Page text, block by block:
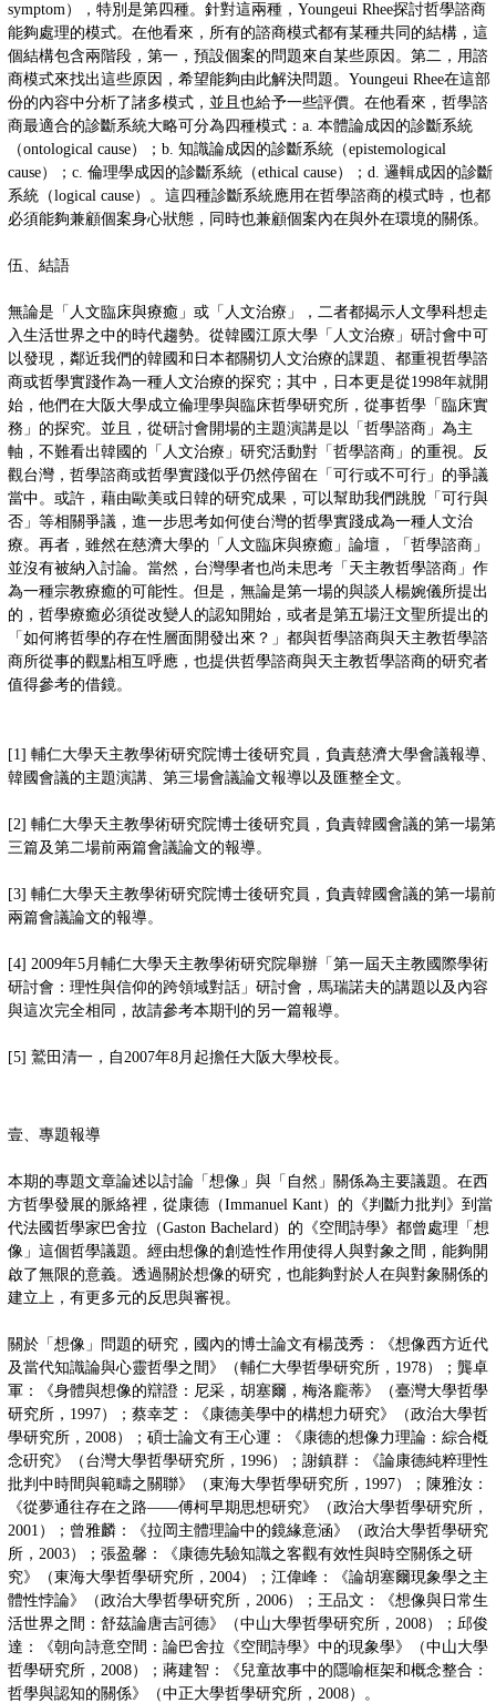
symptom），特別是第四種。針對這兩種，Youngeui Rhee探討哲學諮商
能夠處理的模式。在他看來，所有的諮商模式都有某種共同的結構，這
個結構包含兩階段，第一，預設個案的問題來自某些原因。第二，用諮
商模式來找出這些原因，希望能夠由此解決問題。Youngeui Rhee在這部
份的內容中分析了諸多模式，並且也給予一些評價。在他看來，哲學諮
商最適合的診斷系統大略可分為四種模式：a. 本體論成因的診斷系統
（ontological cause）；b. 知識論成因的診斷系統（epistemological
cause）；c. 倫理學成因的診斷系統（ethical cause）；d. 邏輯成因的診斷
系統（logical cause）。這四種診斷系統應用在哲學諮商的模式時，也都
必須能夠兼顧個案身心狀態，同時也兼顧個案內在與外在環境的關係。
伍、結語
無論是「人文臨床與療癒」或「人文治療」，二者都揭示人文學科想走
入生活世界之中的時代趨勢。從韓國江原大學「人文治療」研討會中可
以發現，鄰近我們的韓國和日本都關切人文治療的課題、都重視哲學諮
商或哲學實踐作為一種人文治療的探究；其中，日本更是從1998年就開
始，他們在大阪大學成立倫理學與臨床哲學研究所，從事哲學「臨床實
務」的探究。並且，從研討會開場的主題演講是以「哲學諮商」為主
軸，不難看出韓國的「人文治療」研究活動對「哲學諮商」的重視。反
觀台灣，哲學諮商或哲學實踐似乎仍然停留在「可行或不可行」的爭議
當中。或許，藉由歐美或日韓的研究成果，可以幫助我們跳脫「可行與
否」等相關爭議，進一步思考如何使台灣的哲學實踐成為一種人文治
療。再者，雖然在慈濟大學的「人文臨床與療癒」論壇，「哲學諮商」
並沒有被納入討論。當然，台灣學者也尚未思考「天主教哲學諮商」作
為一種宗教療癒的可能性。但是，無論是第一場的與談人楊婉儀所提出
的，哲學療癒必須從改變人的認知開始，或者是第五場汪文聖所提出的
「如何將哲學的存在性層面開發出來？」都與哲學諮商與天主教哲學諮
商所從事的觀點相互呼應，也提供哲學諮商與天主教哲學諮商的研究者
值得參考的借鏡。
[1] 輔仁大學天主教學術研究院博士後研究員，負責慈濟大學會議報導、
韓國會議的主題演講、第三場會議論文報導以及匯整全文。
[2] 輔仁大學天主教學術研究院博士後研究員，負責韓國會議的第一場第
三篇及第二場前兩篇會議論文的報導。
[3] 輔仁大學天主教學術研究院博士後研究員，負責韓國會議的第一場前
兩篇會議論文的報導。
[4] 2009年5月輔仁大學天主教學術研究院舉辦「第一屆天主教國際學術
研討會：理性與信仰的跨領域對話」研討會，馬瑞諾夫的講題以及內容
與這次完全相同，故請參考本期刊的另一篇報導。
[5] 鷲田清一，自2007年8月起擔任大阪大學校長。
壹、專題報導
本期的專題文章論述以討論「想像」與「自然」關係為主要議題。在西
方哲學發展的脈絡裡，從康德（Immanuel Kant）的《判斷力批判》到當
代法國哲學家巴舍拉（Gaston Bachelard）的《空間詩學》都曾處理「想
像」這個哲學議題。經由想像的創造性作用使得人與對象之間，能夠開
啟了無限的意義。透過關於想像的研究，也能夠對於人在與對象關係的
建立上，有更多元的反思與審視。
關於「想像」問題的研究，國內的博士論文有楊茂秀：《想像西方近代
及當代知識論與心靈哲學之間》（輔仁大學哲學研究所，1978）；龔卓
軍：《身體與想像的辯證：尼采，胡塞爾，梅洛龐蒂》（臺灣大學哲學
研究所，1997）；蔡幸芝：《康德美學中的構想力研究》（政治大學哲
學研究所，2008）；碩士論文有王心運：《康德的想像力理論：綜合槪
念硏究》（台灣大學哲學研究所，1996）；謝鎮群：《論康德純粹理性
批判中時間與範疇之關聯》（東海大學哲學研究所，1997）；陳雅汝：
《從夢通往存在之路——傅柯早期思想研究》（政治大學哲學研究所，
2001）；曾雅麟：《拉岡主體理論中的鏡緣意涵》（政治大學哲學研究
所，2003）；張盈馨：《康德先驗知識之客觀有效性與時空關係之研
究》（東海大學哲學研究所，2004）；江偉峰：《論胡塞爾現象學之主
體性悖論》（政治大學哲學研究所，2006）；王品文：《想像與日常生
活世界之間：舒茲論唐吉訶德》（中山大學哲學研究所，2008）；邱俊
達：《朝向詩意空間：論巴舍拉《空間詩學》中的現象學》（中山大學
哲學研究所，2008）；蔣建智：《兒童故事中的隱喻框架和概念整合：
哲學與認知的關係》（中正大學哲學研究所，2008）。